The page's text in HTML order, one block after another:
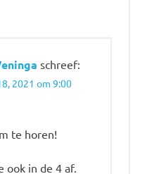
schreef:
2021 om 9:00
te horen!
ook in de 4 af.